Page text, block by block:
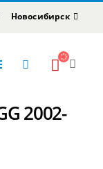
Новосибирск
2002-